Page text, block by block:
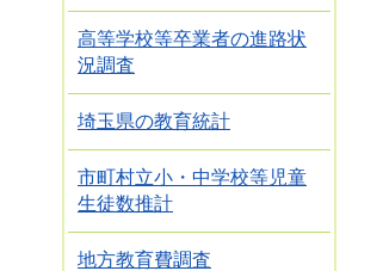
高等学校等卒業者の進路状
況調査
埼玉県の教育統計
市町村立小・中学校等児童
生徒数推計
地方教育費調査